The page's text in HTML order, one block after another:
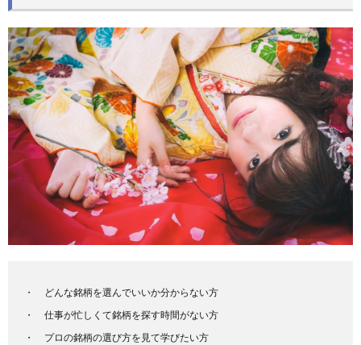
どんな銘柄を選んでいいか分からない方
仕事が忙しくて銘柄を探す時間がない方
プロの銘柄の選び方を見て学びたい方